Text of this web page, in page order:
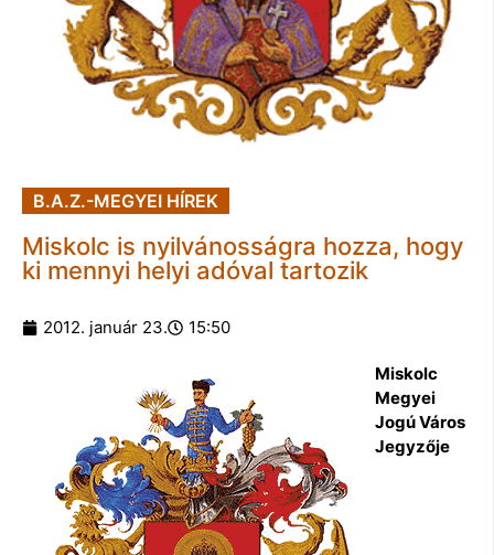
B.A.Z.-MEGYEI HÍREK
Miskolc is nyilvánosságra hozza, hogy
ki mennyi helyi adóval tartozik
2012. január 23. 15:50
Miskolc
Megyei
Jogú Város
Jegyzője